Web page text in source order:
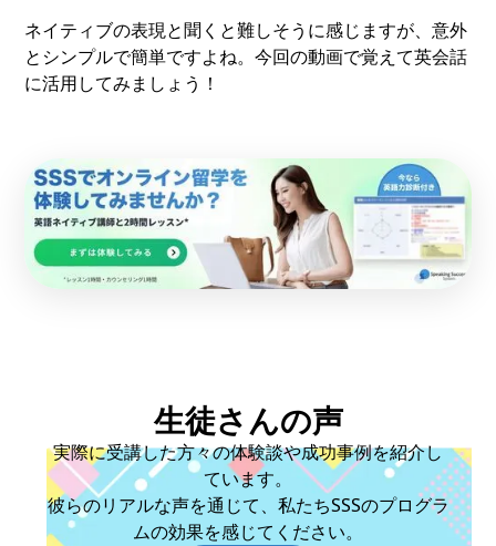
ネイティブの表現と聞くと難しそうに感じますが、意外
とシンプルで簡単ですよね。今回の動画で覚えて英会話
に活用してみましょう！
生徒さんの声
実際に受講した方々の体験談や成功事例を紹介し
ています。
彼らのリアルな声を通じて、私たちSSSのプログラ
ムの効果を感じてください。